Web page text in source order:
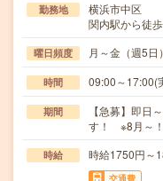
勤務地
横浜市中区
関内駅から徒
曜日頻度 月～金（週5
時間 09:00～
期間
【急募】即日
す！ ※8月～！
時給 時給1750円～
交通費